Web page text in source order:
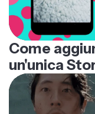
Come
un'unica